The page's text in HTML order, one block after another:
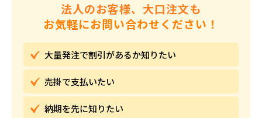
法人のお客様、大口注文も
お気軽にお問い合わせください！
大量発注で割引があるか知りたい
売掛で支払いたい
納期を先に知りたい